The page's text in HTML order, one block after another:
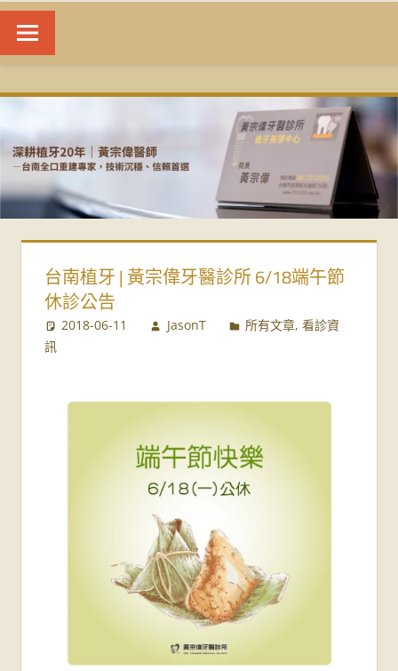
台
南
植
牙
|
黃
宗
牙
醫
診
所-
台
南
牙
台南植牙 | 黃宗偉牙醫診所 6/18端午節
休診公告
2018-06-11 JasonT 所有文章,看診資
訊